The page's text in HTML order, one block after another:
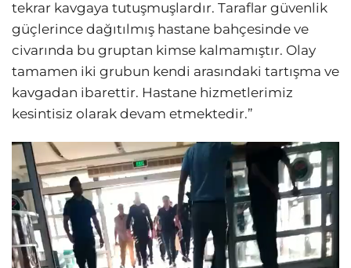
tekrar kavgaya tutuşmuşlardır. Taraflar güvenlik
güçlerince dağıtılmış hastane bahçesinde ve
civarında bu gruptan kimse kalmamıştır. Olay
tamamen iki grubun kendi arasındaki tartışma ve
kavgadan ibarettir. Hastane hizmetlerimiz
kesintisiz olarak devam etmektedir.”
Video
oynatıcı